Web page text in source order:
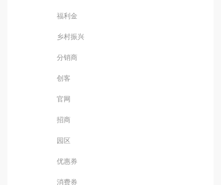
福利金
乡村振兴
分销商
创客
官网
招商
园区
优惠券
消费券